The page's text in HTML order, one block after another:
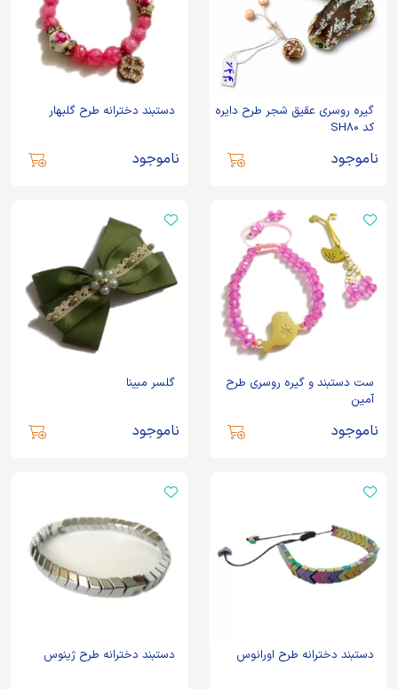
گیره روسری عقیق شجر طرح دایره
کد SH80
ناموجود
دستبند دخترانه طرح گلبهار
ناموجود
ست دستبند و گیره روسری طرح
آمین
ناموجود
گلسر مبینا
ناموجود
دستبند دخترانه طرح اورانوس دستبند دخترانه طرح ژینوس